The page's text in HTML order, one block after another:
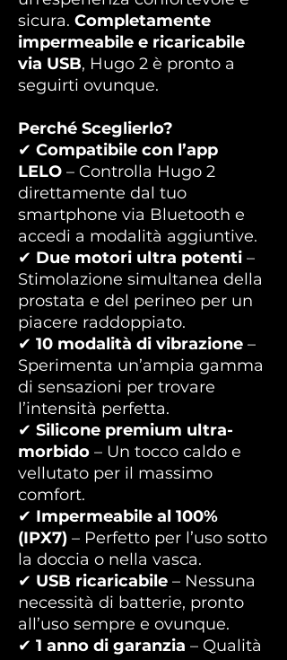
sicura. Completamente
impermeabile e ricaricabile
via USB, Hugo 2 è pronto a
seguirti ovunque.
Perché Sceglierlo?
✔ Compatibile con l’app
LELO – Controlla Hugo 2
direttamente dal tuo
smartphone via Bluetooth e
accedi a modalità aggiuntive.
✔ Due motori ultra potenti –
Stimolazione simultanea della
prostata e del perineo per un
piacere raddoppiato.
✔ 10 modalità di vibrazione –
Sperimenta un’ampia gamma
di sensazioni per trovare
l’intensità perfetta.
✔ Silicone premium ultra-
morbido – Un tocco caldo e
vellutato per il massimo
comfort.
✔ Impermeabile al 100%
(IPX7) – Perfetto per l’uso sotto
la doccia o nella vasca.
✔ USB ricaricabile – Nessuna
necessità di batterie, pronto
all’uso sempre e ovunque.
✔ 1 anno di garanzia – Qualità